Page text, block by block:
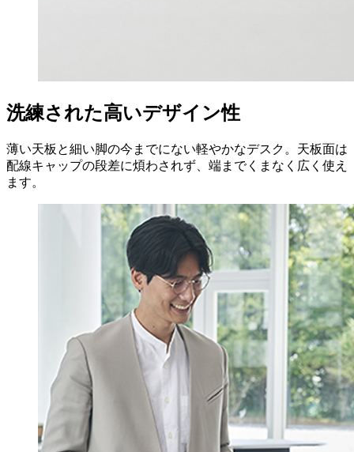
洗練された高いデザイン性
薄い天板と細い脚の今までにない軽やかなデスク。天板面は
配線キャップの段差に煩わされず、端までくまなく広く使え
ます。